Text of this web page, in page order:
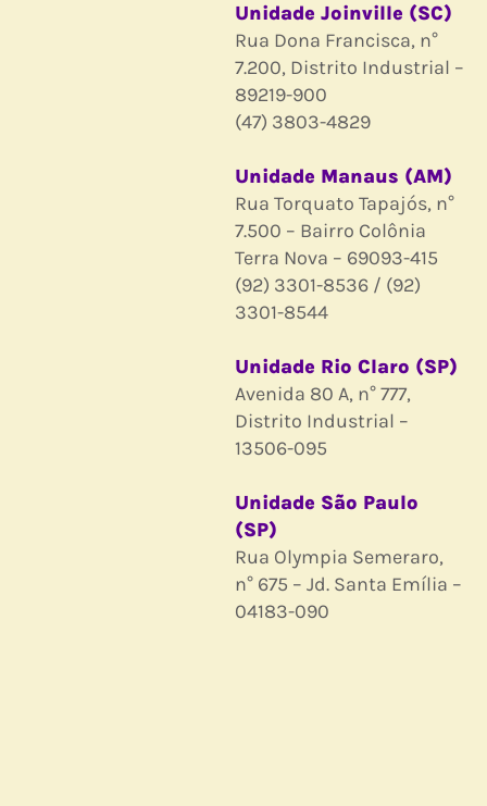
Unidade Joinville (SC)
Rua Dona Francisca, n°
7.200, Distrito Industrial –
89219-900
(47) 3803-4829
Unidade Manaus (AM)
Rua Torquato Tapajós, n°
7.500 – Bairro Colônia
Terra Nova – 69093-415
(92) 3301-8536 / (92)
3301-8544
Unidade Rio Claro (SP)
Avenida 80 A, n° 777,
Distrito Industrial –
13506-095
Unidade São Paulo
(SP)
Rua Olympia Semeraro,
n° 675 – Jd. Santa Emília –
04183-090